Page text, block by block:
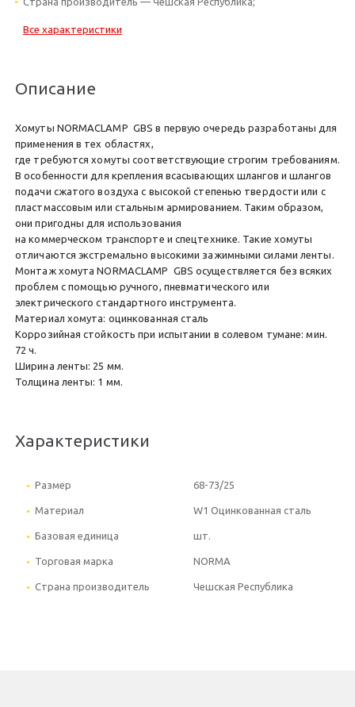
Все характеристики
Описание
Хомуты NORMACLAMP GBS в первую очередь разработаны для
применения в тех областях,
где требуются хомуты соответствующие строгим требованиям.
В особенности для крепления всасывающих шлангов и шлангов
подачи сжатого воздуха с высокой степенью твердости или с
пластмассовым или стальным армированием. Таким образом,
они пригодны для использования
на коммерческом транспорте и спецтехнике. Такие хомуты
отличаются экстремально высокими зажимными силами ленты.
Монтаж хомута NORMACLAMP GBS осуществляется без всяких
проблем с помощью ручного, пневматического или
электрического стандартного инструмента.
Материал хомута: оцинкованная сталь
Коррозийная стойкость при испытании в солевом тумане: мин.
72 ч.
Ширина ленты: 25 мм.
Толщина ленты: 1 мм.
Характеристики
Размер 68-73/25
Материал W1 Оцинкованная сталь
Базовая единица шт.
Торговая марка NORMA
Страна производитель Чешская Республика